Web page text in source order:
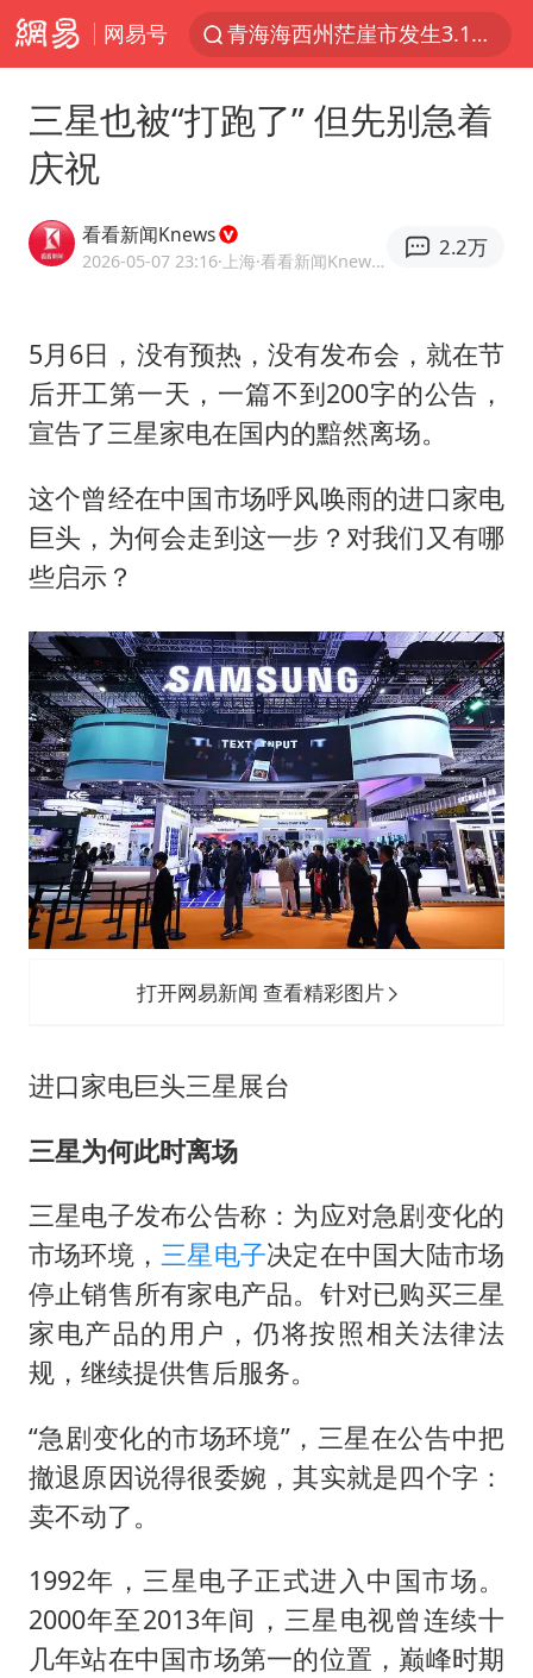
网易号
青海海西州茫崖市发生3.1级地震
台风白海豚登陆地点更新
多地要求领导干部带头休假
宇树科技发行价格150.80元/股
外交部发言人就广岛核爆81周年等答记者问
首次证实！“胶球”存在
民警发现救助的拾荒老人是逃犯
27岁女子成组织卖淫集团主犯被通缉
法国将禁止“未经同意的电话营销”
奋进开新局 实干挑大梁
三星也被“打跑了” 但先别急着
庆祝
看看新闻Knews
2026-05-07 23:16·上海 ·看看新闻Knews官方网易号
2.2万
5月6日，没有预热，没有发布会，就在节
后开工第一天，一篇不到200字的公告，
宣告了三星家电在国内的黯然离场。
这个曾经在中国市场呼风唤雨的进口家电
巨头，为何会走到这一步？对我们又有哪
些启示？
打开网易新闻 查看精彩图片
进口家电巨头三星展台
三星为何此时离场
三星电子发布公告称：为应对急剧变化的
市场环境，三星电子决定在中国大陆市场
停止销售所有家电产品。针对已购买三星
家电产品的用户，仍将按照相关法律法
规，继续提供售后服务。
“急剧变化的市场环境”，三星在公告中把
撤退原因说得很委婉，其实就是四个字：
卖不动了。
1992年，三星电子正式进入中国市场。
2000年至2013年间，三星电视曾连续十
几年站在中国市场第一的位置，巅峰时期